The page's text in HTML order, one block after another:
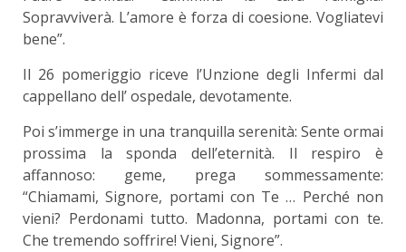
Sopravviverà. L’amore è forza di coesione. Vogliatevi
bene”.
Il 26 pomeriggio riceve l’Unzione degli Infermi dal
cappellano dell’ ospedale, devotamente.
Poi s’immerge in una tranquilla serenità: Sente ormai
prossima la sponda dell’eternità. Il respiro è
affannoso: geme, prega sommessamente:
“Chiamami, Signore, portami con Te … Perché non
vieni? Perdonami tutto. Madonna, portami con te.
Che tremendo soffrire! Vieni, Signore”.